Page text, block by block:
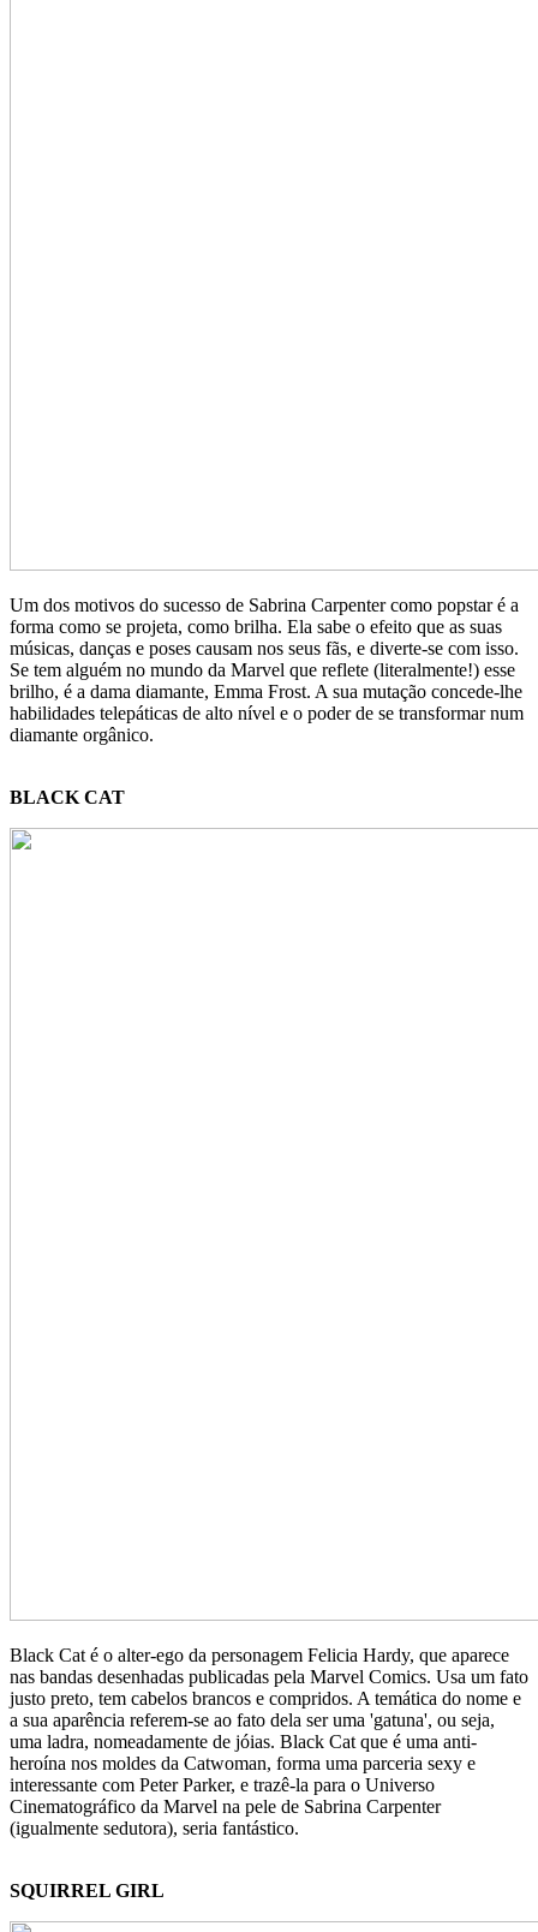
Um dos motivos do sucesso de Sabrina Carpenter como popstar é a
forma como se projeta, como brilha. Ela sabe o efeito que as suas
músicas, danças e poses causam nos seus fãs, e diverte-se com isso.
Se tem alguém no mundo da Marvel que reflete (literalmente!) esse
brilho, é a dama diamante, Emma Frost. A sua mutação concede-lhe
habilidades telepáticas de alto nível e o poder de se transformar num
diamante orgânico.
BLACK CAT
Black Cat é o alter-ego da personagem Felicia Hardy, que aparece
nas bandas desenhadas publicadas pela Marvel Comics. Usa um fato
justo preto, tem cabelos brancos e compridos. A temática do nome e
a sua aparência referem-se ao fato dela ser uma 'gatuna', ou seja,
uma ladra, nomeadamente de jóias. Black Cat que é uma anti-
heroína nos moldes da Catwoman, forma uma parceria sexy e
interessante com Peter Parker, e trazê-la para o Universo
Cinematográfico da Marvel na pele de Sabrina Carpenter
(igualmente sedutora), seria fantástico.
SQUIRREL GIRL